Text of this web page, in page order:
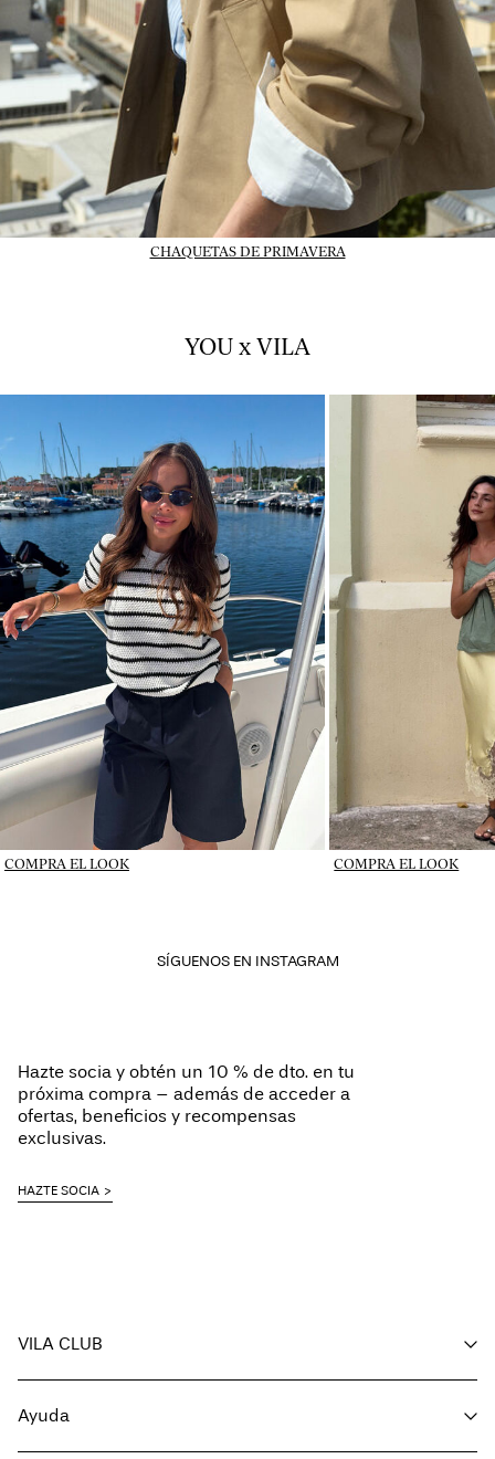
CHAQUETAS DE PRIMAVERA
YOU x VILA
COMPRA EL LOOK
26_vlpsy2026w28tuejul1
COMPRA EL LOOK
CTA_IG_14-07-
SÍGUENOS EN INSTAGRAM
Hazte socia y obtén un 10 % de dto. en tu
próxima compra – además de acceder a
ofertas, beneficios y recompensas
exclusivas.
HAZTE SOCIA
VILA CLUB
Hazte miembro
Mi cuenta
Ayuda